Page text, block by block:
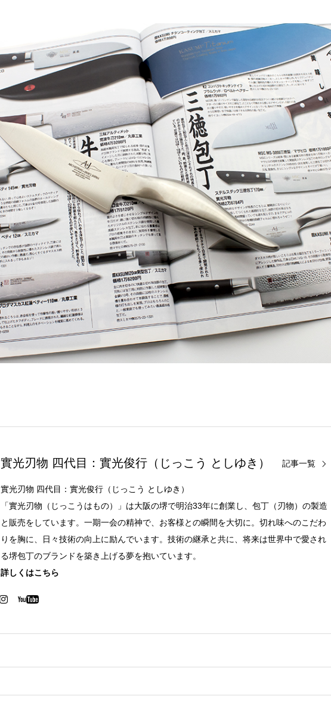
實光刃物 四代目：實光俊行（じっこう としゆき） 記事一覧
實光刃物 四代目：實光俊行（じっこう としゆき）
「實光刃物（じっこうはもの）」は大阪の堺で明治33年に創業し、包丁（刃物）の製造
と販売をしています。一期一会の精神で、お客様との瞬間を大切に。切れ味へのこだわ
りを胸に、日々技術の向上に励んでいます。技術の継承と共に、将来は世界中で愛され
る堺包丁のブランドを築き上げる夢を抱いています。
詳しくはこちら